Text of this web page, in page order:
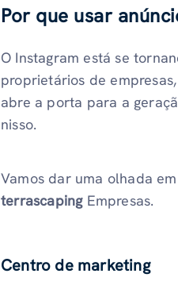
Por que usar
O Instagram está se
proprietários de
abre a porta para a
nisso.
Vamos dar uma olhada
terrascaping Empresas.
Centro de marketing